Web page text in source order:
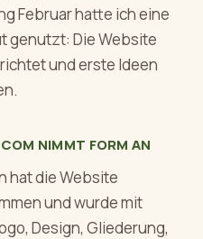
Februar hatte ich eine
genutzt: Die Website
und erste Ideen
NIMMT FORM AN
hat die Website
und wurde mit
Design, Gliederung,